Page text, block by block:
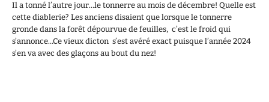
Il a tonné l’autre jour…le tonnerre au mois de décembre! Quelle est
cette diablerie? Les anciens disaient que lorsque le tonnerre
gronde dans la forêt dépourvue de feuilles, c’est le froid qui
s’annonce…Ce vieux dicton s’est avéré exact puisque l’année 2024
s’en va avec des glaçons au bout du nez!